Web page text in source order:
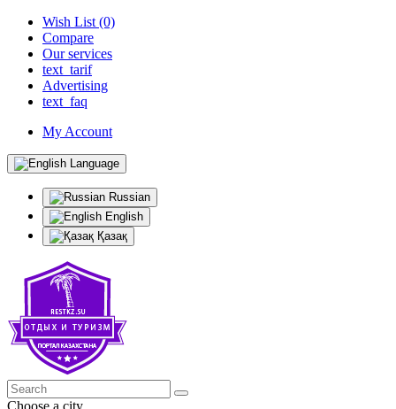
Wish List (0)
Compare
Our services
text_tarif
Advertising
text_faq
My Account
Language
Russian
English
Қазақ
Choose a city